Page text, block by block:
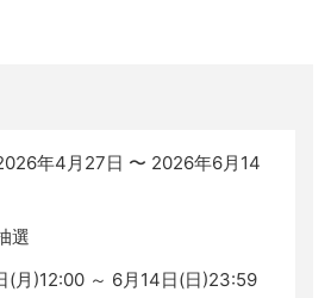
年4月27日 〜 2026年6月14
選
(月)12:00 ～ 6月14日(日)23:59